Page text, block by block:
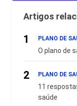
Artigos
1 PLANO DE
O plano de
2 PLANO DE
11
saúde